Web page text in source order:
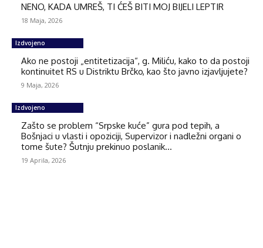
NENO, KADA UMREŠ, TI ĆEŠ BITI MOJ BIJELI LEPTIR
18 Maja, 2026
Izdvojeno
Ako ne postoji „entitetizacija“, g. Miliću, kako to da postoji
kontinuitet RS u Distriktu Brčko, kao što javno izjavljujete?
9 Maja, 2026
Izdvojeno
Zašto se problem “Srpske kuće” gura pod tepih, a
Bošnjaci u vlasti i opoziciji, Supervizor i nadležni organi o
tome šute? Šutnju prekinuo poslanik...
19 Aprila, 2026